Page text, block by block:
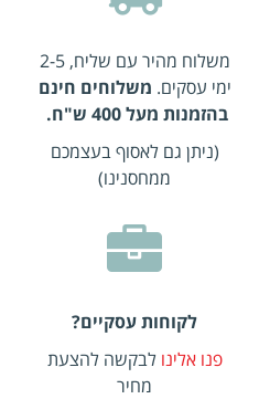
משלוח מהיר עם שליח, 2-5
ימי עסקים. משלוחים חינם
בהזמנות מעל 400 ש"ח.
(ניתן גם לאסוף בעצמכם
ממחסנינו)
לקוחות עסקיים?
פנו אלינו לבקשה להצעת
מחיר